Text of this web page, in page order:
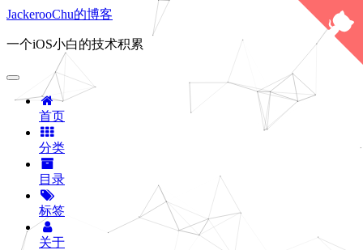
JackerooChu的博客
一个iOS小白的技术积累
首页
分类
目录
标签
关于